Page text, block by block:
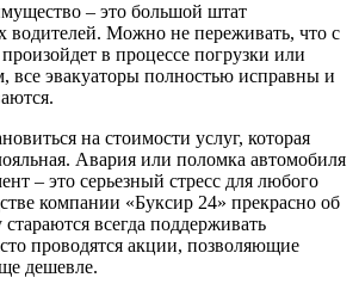
– это большой штат
водителей. Можно не переживать, что с
в процессе погрузки или
все эвакуаторы полностью исправны и
на стоимости услуг, которая
Авария или поломка автомобиля
– это серьезный стресс для любого
компании «Буксир 24» прекрасно об
всегда поддерживать
проводятся акции, позволяющие
дешевле.